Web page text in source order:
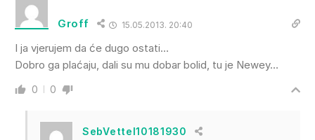
Groff 15.05.2013. 20:40
I ja vjerujem da će dugo ostati…
Dobro ga plaćaju, dali su mu dobar bolid, tu je Newey…
0 0
SebVettel10181930